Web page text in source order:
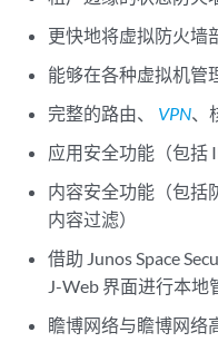
更快地将虚拟防火墙
能够在各种虚拟机管
完整的路由、 VPN、
应用安全功能（包括
内容安全功能（包括
内容过滤）
借助 Junos Space
J-Web 界面进行本地
瞻博网络与瞻博网络